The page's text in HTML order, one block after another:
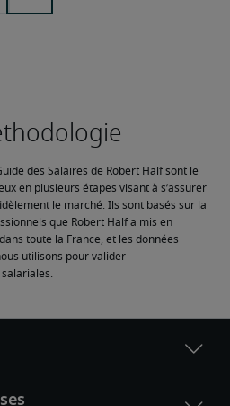
des Salaires de Robert Half sont le
en plusieurs étapes visant à s’assurer
le marché. Ils sont basés sur la
que Robert Half a mis en
toute la France, et les données
utilisons pour valider